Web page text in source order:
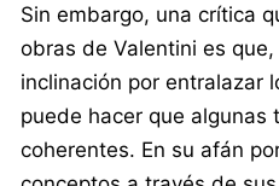
Sin embargo, una crítica
obras de Valentini es
inclinación por entralazar
puede hacer que algunas
coherentes. En su afán